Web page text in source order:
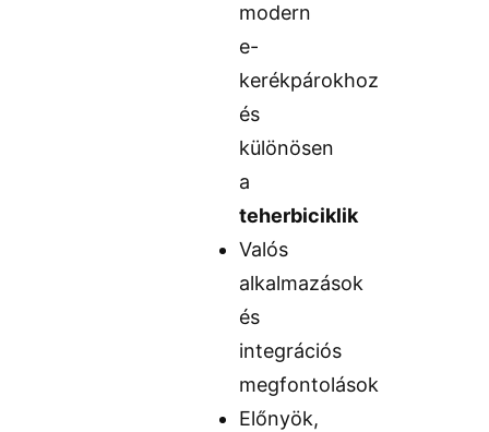
modern
e-
kerékpárokhoz
és
különösen
a
teherbiciklik
Valós
alkalmazások
és
integrációs
megfontolások
Előnyök,